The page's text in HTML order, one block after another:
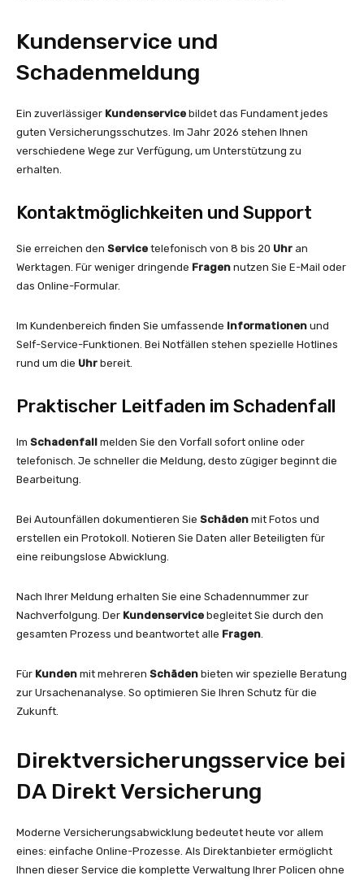
Kundenservice und
Schadenmeldung
Ein zuverlässiger Kundenservice bildet das Fundament jedes
guten Versicherungsschutzes. Im Jahr 2026 stehen Ihnen
verschiedene Wege zur Verfügung, um Unterstützung zu
erhalten.
Kontaktmöglichkeiten und Support
Sie erreichen den Service telefonisch von 8 bis 20 Uhr an
Werktagen. Für weniger dringende Fragen nutzen Sie E-Mail oder
das Online-Formular.
Im Kundenbereich finden Sie umfassende Informationen und
Self-Service-Funktionen. Bei Notfällen stehen spezielle Hotlines
rund um die Uhr bereit.
Praktischer Leitfaden im Schadenfall
Im Schadenfall melden Sie den Vorfall sofort online oder
telefonisch. Je schneller die Meldung, desto zügiger beginnt die
Bearbeitung.
Bei Autounfällen dokumentieren Sie Schäden mit Fotos und
erstellen ein Protokoll. Notieren Sie Daten aller Beteiligten für
eine reibungslose Abwicklung.
Nach Ihrer Meldung erhalten Sie eine Schadennummer zur
Nachverfolgung. Der Kundenservice begleitet Sie durch den
gesamten Prozess und beantwortet alle Fragen.
Für Kunden mit mehreren Schäden bieten wir spezielle Beratung
zur Ursachenanalyse. So optimieren Sie Ihren Schutz für die
Zukunft.
Direktversicherungsservice bei
DA Direkt Versicherung
Moderne Versicherungsabwicklung bedeutet heute vor allem
eines: einfache Online-Prozesse. Als Direktanbieter ermöglicht
Ihnen dieser Service die komplette Verwaltung Ihrer Policen ohne